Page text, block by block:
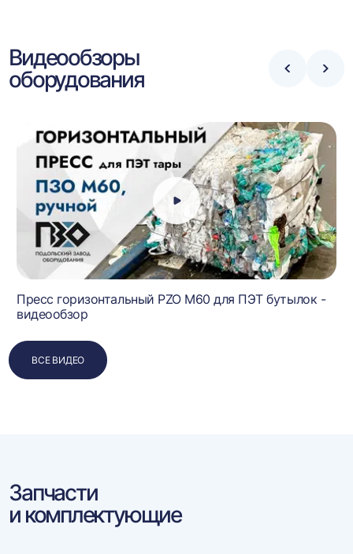
Видеообзоры
оборудования
Стрелка
Пресс горизонтальный PZO M60 для ПЭТ бутылок -
видеообзор
ВСЕ ВИДЕО
Запчасти
и комплектующие